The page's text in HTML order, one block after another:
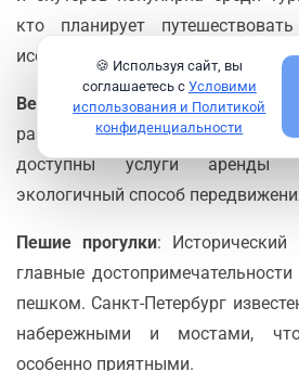
кто планирует
исследовать регион
Велосипеды: В последние годы
развивается система
доступны услуги аренды
экологичный способ
Пешие прогулки:
главные
пешком. Санкт-Петербург
набережными и мостами,
особенно приятными.
🍪 Используя сайт, вы
соглашаетесь с Условими
использования и Политикой
конфиденциальности